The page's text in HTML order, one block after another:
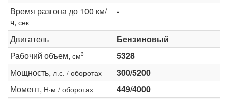
Время разгона до 100 км/
ч, сек
-
Двигатель
Бензиновый
Рабочий объем, см3
5328
Мощность, л.с. / оборотах
300/5200
Момент, Н·м / оборотах
449/4000